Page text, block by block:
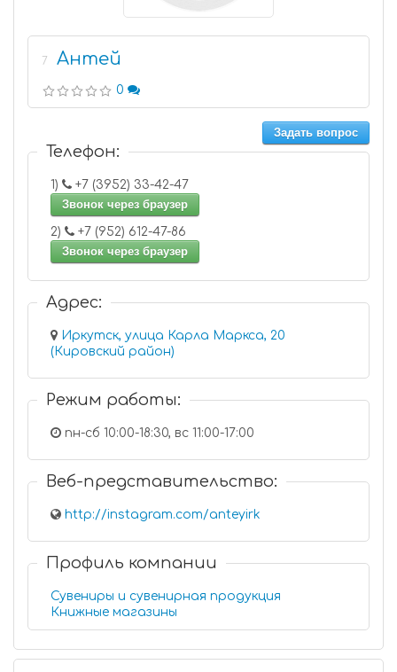
7 Антей
0
Задать вопрос
Телефон:
1)
+7 (3952) 33-42-47
Звонок через браузер
2)
+7 (952) 612-47-86
Звонок через браузер
Адрес:
Иркутск, улица Карла Маркса, 20
(Кировский район)
Режим работы:
пн-сб 10:00-18:30, вс 11:00-17:00
Веб-представительство:
http://instagram.com/anteyirk
Профиль компании
Сувениры и сувенирная продукция
Книжные магазины